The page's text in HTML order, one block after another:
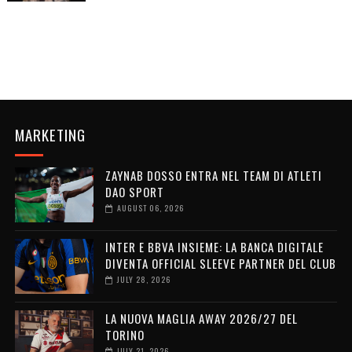
MARKETING
ZAYNAB DOSSO ENTRA NEL TEAM DI ATLETI
DAO SPORT
AUGUST 06, 2026
INTER E BBVA INSIEME: LA BANCA DIGITALE
DIVENTA OFFICIAL SLEEVE PARTNER DEL CLUB
JULY 28, 2026
LA NUOVA MAGLIA AWAY 2026/27 DEL
TORINO